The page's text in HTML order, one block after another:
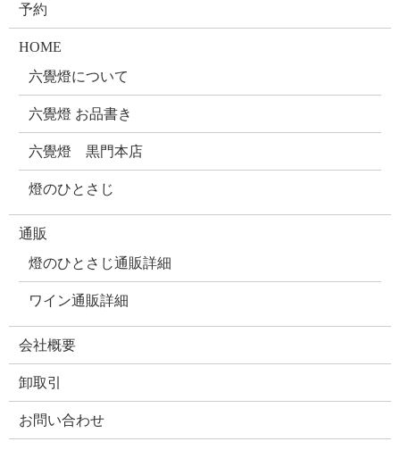
予約
HOME
六覺燈について
六覺燈 お品書き
六覺燈 黒門本店
燈のひとさじ
通販
燈のひとさじ通販詳細
ワイン通販詳細
会社概要
卸取引
お問い合わせ